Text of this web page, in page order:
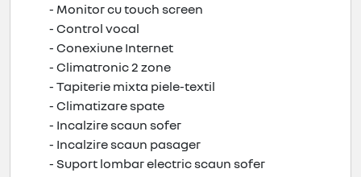
- Monitor cu touch screen
- Control vocal
- Conexiune Internet
- Climatronic 2 zone
- Tapiterie mixta piele-textil
- Climatizare spate
- Incalzire scaun sofer
- Incalzire scaun pasager
- Suport lombar electric scaun sofer